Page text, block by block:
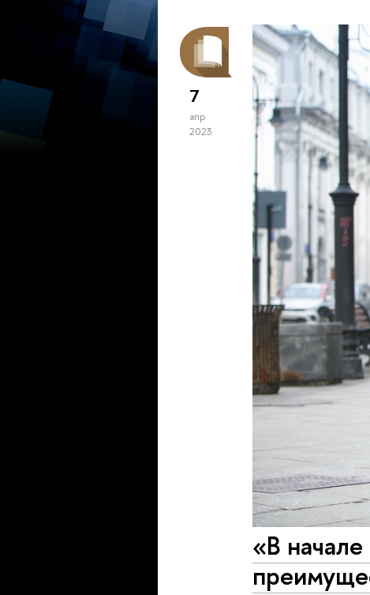
7
апр
2023
«В